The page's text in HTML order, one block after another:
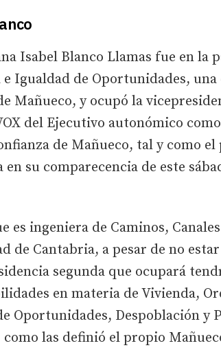
Isabel Blanco Llamas fue en la
e Igualdad de Oportunidades,
Mañueco, y ocupó la
del Ejecutivo autonómico
de Mañueco, tal y como
en su comparecencia de este
es ingeniera de Caminos,
de Cantabria, a pesar de no
segunda que ocupará
en materia de Vivienda,
Oportunidades, Despoblación y
como las definió el propio